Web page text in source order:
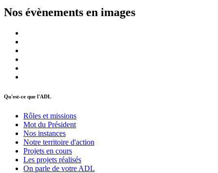
Nos évènements en images
Qu'est-ce que l'ADL
Rôles et missions
Mot du Président
Nos instances
Notre territoire d'action
Projets en cours
Les projets réalisés
On parle de votre ADL